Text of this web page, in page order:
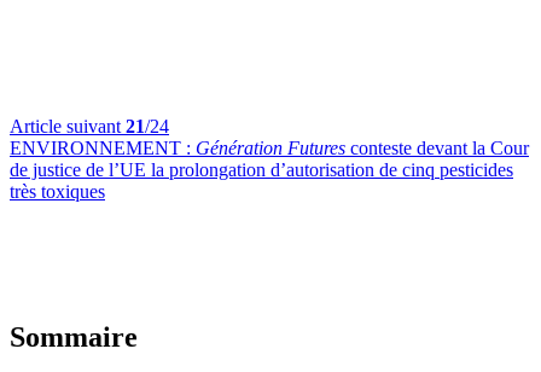
Article suivant 21/24
ENVIRONNEMENT : Génération Futures conteste devant la Cour
de justice de l’UE la prolongation d’autorisation de cinq pesticides
très toxiques
Sommaire